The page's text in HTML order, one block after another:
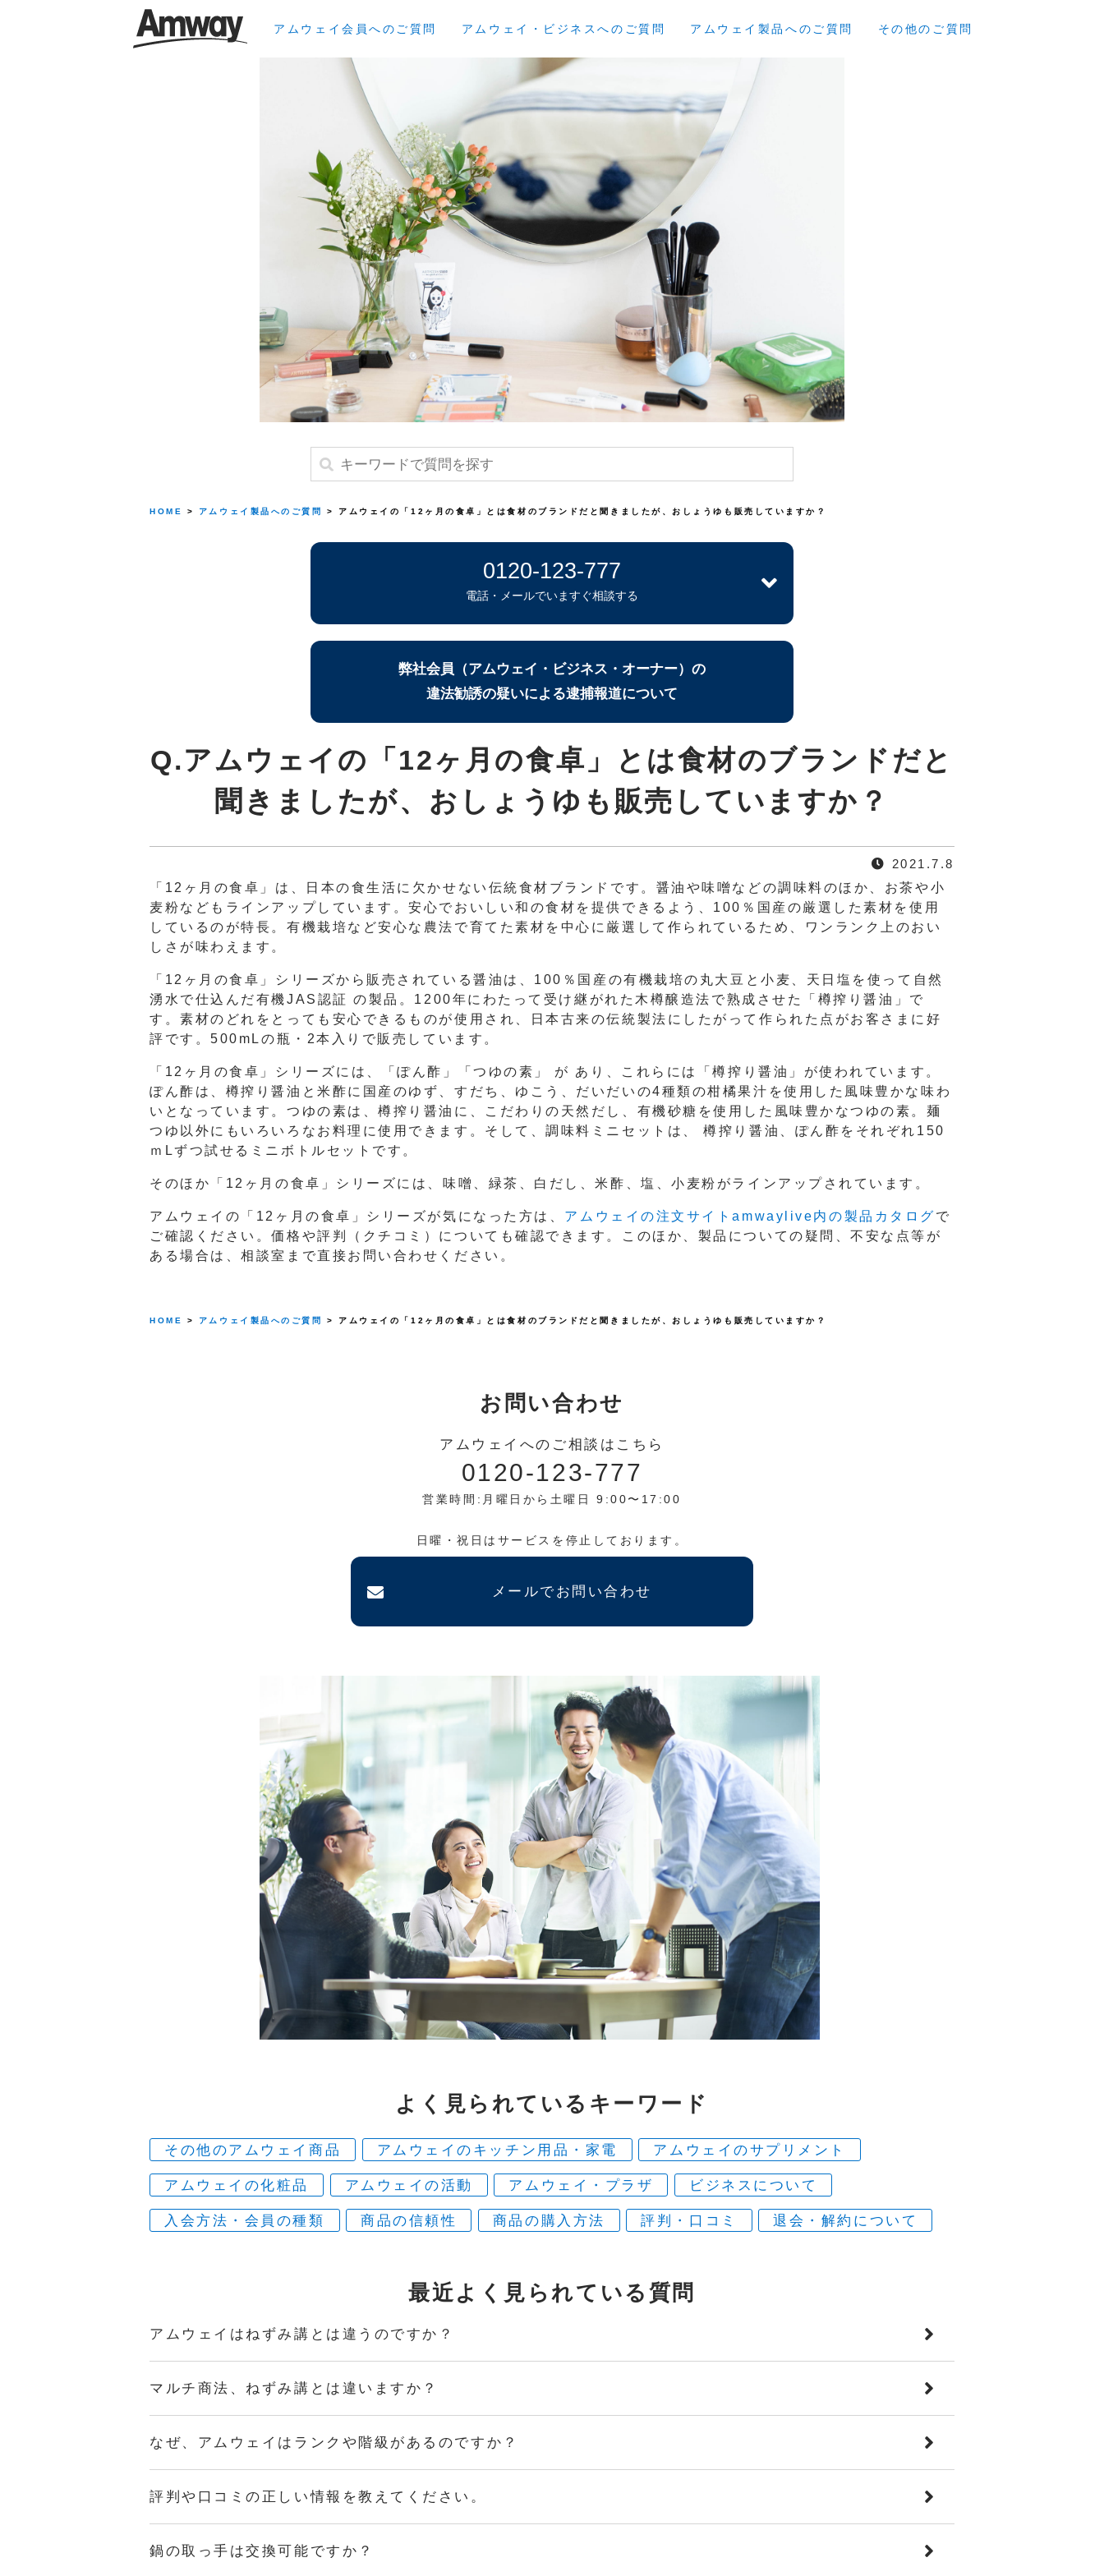
アムウェイ会員へのご質問 アムウェイ・ビジネスへのご質問 アムウェイ製品へのご質問 その他のご質問
HOME > アムウェイ製品へのご質問 > アムウェイの「12ヶ月の食卓」とは食材のブランドだと聞きましたが、おしょうゆも販売していますか？
0120-123-777
電話・メールでいますぐ相談する
弊社会員（アムウェイ・ビジネス・オーナー）の
違法勧誘の疑いによる逮捕報道について
Q.アムウェイの「12ヶ月の食卓」とは食材のブランドだと
聞きましたが、おしょうゆも販売していますか？
2021.7.8
「12ヶ月の食卓」は、日本の食生活に欠かせない伝統食材ブランドです。醤油や味噌などの調味料のほか、お茶や小
麦粉などもラインアップしています。安心でおいしい和の食材を提供できるよう、100％国産の厳選した素材を使用
しているのが特長。有機栽培など安心な農法で育てた素材を中心に厳選して作られているため、ワンランク上のおい
しさが味わえます。
「12ヶ月の食卓」シリーズから販売されている醤油は、100％国産の有機栽培の丸大豆と小麦、天日塩を使って自然
湧水で仕込んだ有機JAS認証 の製品。1200年にわたって受け継がれた木樽醸造法で熟成させた「樽搾り醤油」で
す。素材のどれをとっても安心できるものが使用され、日本古来の伝統製法にしたがって作られた点がお客さまに好
評です。500mLの瓶・2本入りで販売しています。
「12ヶ月の食卓」シリーズには、「ぽん酢」「つゆの素」 が あり、これらには「樽搾り醤油」が使われています。
ぽん酢は、樽搾り醤油と米酢に国産のゆず、すだち、ゆこう、だいだいの4種類の柑橘果汁を使用した風味豊かな味わ
いとなっています。つゆの素は、樽搾り醤油に、こだわりの天然だし、有機砂糖を使用した風味豊かなつゆの素。麺
つゆ以外にもいろいろなお料理に使用できます。そして、調味料ミニセットは、 樽搾り醤油、ぽん酢をそれぞれ150
ｍLずつ試せるミニボトルセットです。
そのほか「12ヶ月の食卓」シリーズには、味噌、緑茶、白だし、米酢、塩、小麦粉がラインアップされています。
アムウェイの「12ヶ月の食卓」シリーズが気になった方は、 アムウェイの注文サイトamwaylive内の製品カタログ で
ご確認ください。価格や評判（クチコミ）についても確認できます。このほか、製品についての疑問、不安な点等が
ある場合は、相談室まで直接お問い合わせください。
HOME > アムウェイ製品へのご質問 > アムウェイの「12ヶ月の食卓」とは食材のブランドだと聞きましたが、おしょうゆも販売していますか？
お問い合わせ
アムウェイへのご相談はこちら
0120-123-777
営業時間:月曜日から土曜日 9:00〜17:00
日曜・祝日はサービスを停止しております。
メールでお問い合わせ
よく見られている キーワード
その他のアムウェイ商品 アムウェイのキッチン用品・家電 アムウェイのサプリメント
アムウェイの化粧品 アムウェイの活動 アムウェイ・プラザ ビジネスについて
入会方法・会員の種類 商品の信頼性 商品の購入方法 評判・口コミ 退会・解約について
最近よく見られている 質問
アムウェイはねずみ講とは違うのですか？
マルチ商法、ねずみ講とは違いますか？
なぜ、アムウェイはランクや階級があるのですか？
評判や口コミの正しい情報を教えてください。
鍋の取っ手は交換可能ですか？